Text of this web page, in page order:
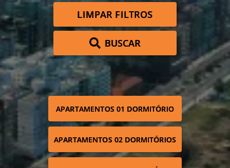
LIMPAR FILTROS
BUSCAR
APARTAMENTOS 01 DORMITÓRIO
APARTAMENTOS 02 DORMITÓRIOS